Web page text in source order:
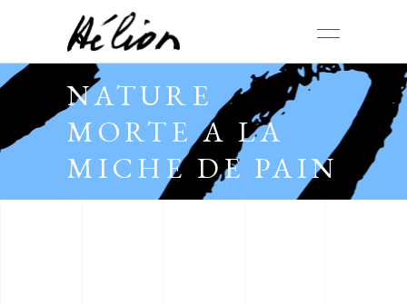
NATURE
MORTE A LA
MICHE DE PAIN